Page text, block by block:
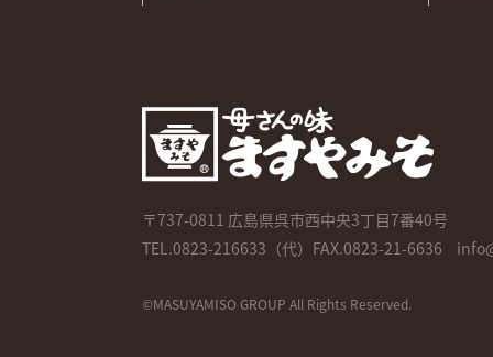
〒737-0811 広島県呉市西中央3丁目7番40号
TEL.0823-216633 （代）FAX.0823-21-6636
©MASUYAMISO GROUP All Rights Reserved.